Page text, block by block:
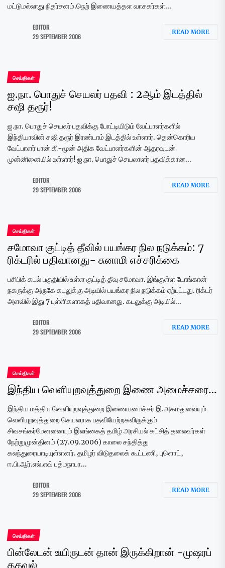
மட்டுமல்லாது நிதர்சனம்.நெற் இணையத்தள வாசகர்கள்...
EDITOR
29 SEPTEMBER 2006
READ MORE
செய்திகள்
ஐ.நா. பொதுச் செயலர் பதவி : 2ஆம் இடத்தில்
சஷி தரூர்!
ஐ.நா. பொதுச் செயலர் பதவிக்கு போட்டியிடும் வேட்பாளர்களில்
இந்தியாவின் சஷி தரூர் இரண்டாம் இடத்தில் உள்ளார். தென்கொரிய
வேட்பாளர் பான் கி-மூன் அதிக வேட்பாளர்களின் ஆதரவுடன்
முன்னினையில் உள்ளார்! ஐ.நா. பொதுச் செயலாளர் பதவிக்கான...
EDITOR
29 SEPTEMBER 2006
READ MORE
செய்திகள்
சமோவா குட்டித் தீவில் பயங்கர நில நடுக்கம்: 7
ரிக்டரில் பதிவானது- சுனாமி எச்சரிக்கை
பசிபிக் கடல் பகுதியில் உள்ள குட்டித் தீவு சமோவா. இங்குள்ள டோங்கான்
நகருக்கு அருகே கடலுக்கு அடியில் பயங்கர நில நடுக்கம் ஏற்பட்டது. ரிக்டர்
அளவில் இது 7 புள்ளிகளாகத் பதிவானது. கடலுக்கு அடியில்...
EDITOR
29 SEPTEMBER 2006
READ MORE
செய்திகள்
இந்திய வெளியுறவுத்துறை இணை அமைச்சரை…
இந்திய மத்திய வெளியுறவுத்துறை இணையமைச்சர் இ.அகமதுவையும்
வெளியுறவுத்துறை செயலராக பதவியேற்றகவிருக்கும்
சிவசங்கர்மேனனையும் இலங்கைத் தமிழ் அரசியல் கட்சித் தலைவர்கள்
நேற்றுமுன்தினம் (27.09.2006) காலை சந்தித்து
கலந்துரையாடியுள்ளனர். தமிழர் விடுதலைக் கூட்டணி, புளொட்,
ஈ.பி.ஆர்.எல்.எவ் பத்மநாபா...
EDITOR
29 SEPTEMBER 2006
READ MORE
செய்திகள்
பின்லேடன் உயிருடன் தான் இருக்கிறான் -முஷரப்
தகவல்